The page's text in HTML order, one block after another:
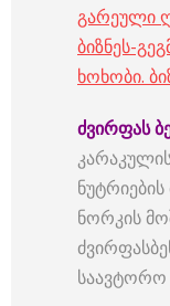
გარეული
ბიზნეს-
ხოხობი.
ძვირფას
ნუტრიების
ნორკის
საავტორო